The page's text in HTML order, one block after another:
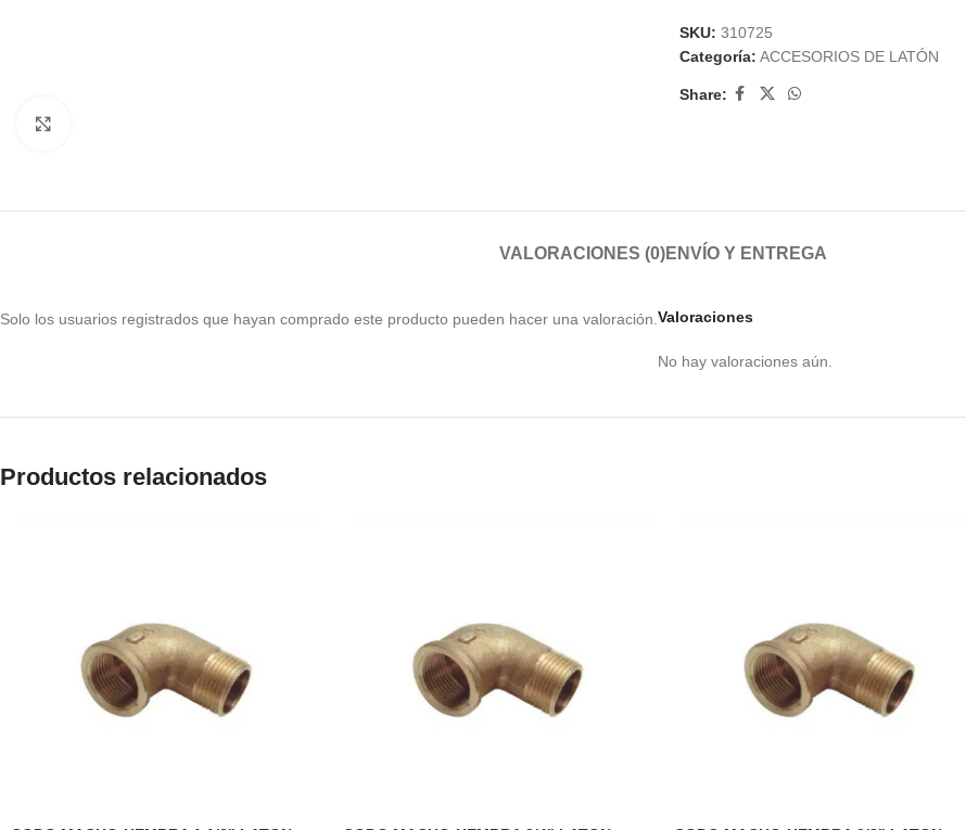
SKU: 310725
Categoría: ACCESORIOS DE LATÓN
Share:
VALORACIONES (0)ENVÍO Y ENTREGA
Valoraciones
No hay valoraciones aún.
Solo los usuarios registrados que hayan comprado este producto pueden hacer una valoración.
Productos relacionados